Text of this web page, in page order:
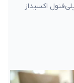
اکسیداز